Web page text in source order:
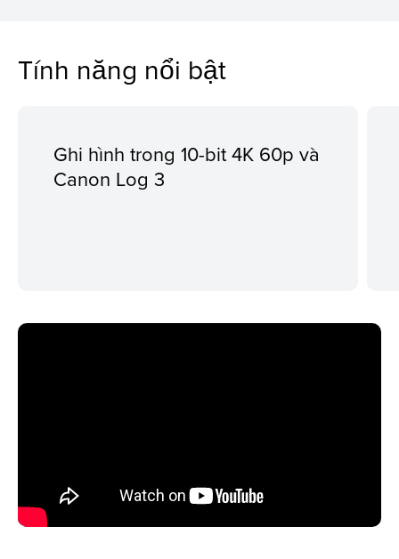
Tính năng nổi bật
Ghi hình trong 10-bit 4K 60p và
Canon Log 3